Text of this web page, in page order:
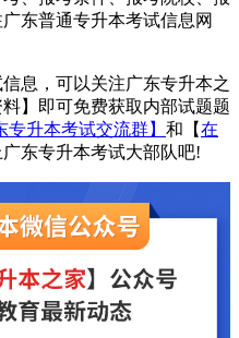
东普通专升本考试信息网
，可以关注广东专升本之
】即可免费获取内部试题题
专升本考试交流群】 和【在
东专升本考试大部队吧!